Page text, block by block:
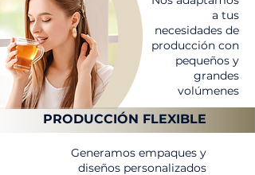
a tus
necesidades de
producción con
pequeños y
grandes
volúmenes
PRODUCCIÓN FLEXIBLE
Generamos empaques y
diseños personalizados